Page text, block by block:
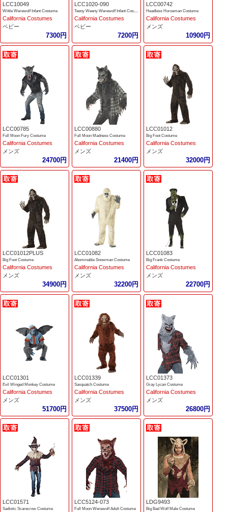
LCC10049
Wittle Werewolf Infant Costume
California Costumes
ベビー
7300円
LCC1020-090
Teeny Weeny Werewolf Infant Costume
California Costumes
ベビー
7200円
LCC00742
Headless Horseman Costume
California Costumes
メンズ
10900円
LCC00785
Full Moon Fury Costume
California Costumes
メンズ
24700円
LCC00880
Full Moon Madness Costume
California Costumes
メンズ
21400円
LCC01012
Big Foot Costume
California Costumes
メンズ
32000円
LCC01012PLUS
Big Foot Costume
California Costumes
メンズ
34900円
LCC01082
Abominable Snowman Costume
California Costumes
メンズ
32200円
LCC01083
Big Frank Costume
California Costumes
メンズ
22700円
LCC01301
Evil Winged Monkey Costume
California Costumes
メンズ
51700円
LCC01339
Sasquatch Costume
California Costumes
メンズ
37500円
LCC01373
Gray Lycan Costume
California Costumes
メンズ
26800円
LCC01571
Sadistic Scarecrow Costume
LCC5124-073
Full Moon Werewolf Adult Costume
LDG9493
Big Bad Wolf Male Costume